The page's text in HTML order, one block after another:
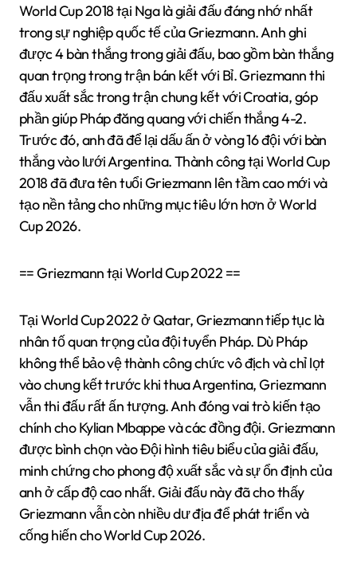
World Cup 2018 tại Nga là giải đấu đáng nhớ nhất
trong sự nghiệp quốc tế của Griezmann. Anh ghi
được 4 bàn thắng trong giải đấu, bao gồm bàn thắng
quan trọng trong trận bán kết với Bỉ. Griezmann thi
đấu xuất sắc trong trận chung kết với Croatia, góp
phần giúp Pháp đăng quang với chiến thắng 4-2.
Trước đó, anh đã để lại dấu ấn ở vòng 16 đội với bàn
thắng vào lưới Argentina. Thành công tại World Cup
2018 đã đưa tên tuổi Griezmann lên tầm cao mới và
tạo nền tảng cho những mục tiêu lớn hơn ở World
Cup 2026.
== Griezmann tại World Cup 2022 ==
Tại World Cup 2022 ở Qatar, Griezmann tiếp tục là
nhân tố quan trọng của đội tuyển Pháp. Dù Pháp
không thể bảo vệ thành công chức vô địch và chỉ lọt
vào chung kết trước khi thua Argentina, Griezmann
vẫn thi đấu rất ấn tượng. Anh đóng vai trò kiến tạo
chính cho Kylian Mbappe và các đồng đội. Griezmann
được bình chọn vào Đội hình tiêu biểu của giải đấu,
minh chứng cho phong độ xuất sắc và sự ổn định của
anh ở cấp độ cao nhất. Giải đấu này đã cho thấy
Griezmann vẫn còn nhiều dư địa để phát triển và
cống hiến cho World Cup 2026.